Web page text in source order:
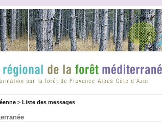
> Liste des messages